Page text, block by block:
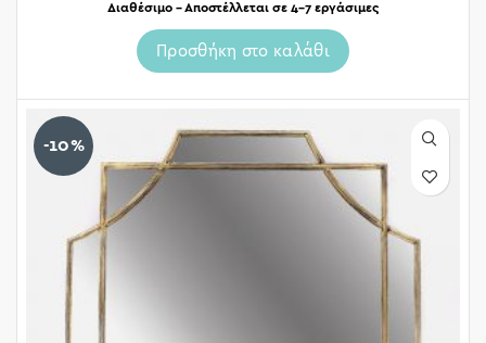
Διαθέσιμο – Αποστέλλεται σε 4-7 εργάσιμες
Προσθήκη στο καλάθι
-10%